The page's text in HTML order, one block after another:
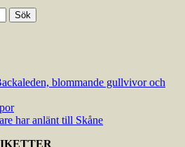
blommande gullvivor och
har anlänt till Skåne